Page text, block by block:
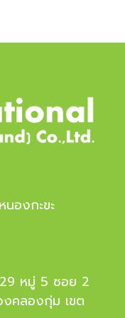
องกะขะ
หมู่ 5 ซอย 2
คลองกุ่ม เขต